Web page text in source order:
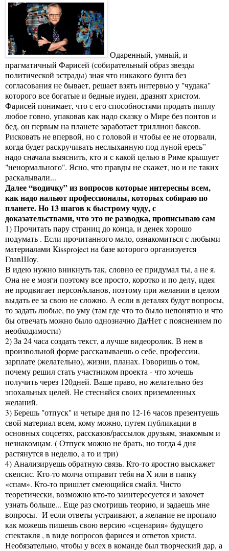
Одаренный, умный, и
прагматичный Фарисей (собирательный образ звезды
политической эстрады) зная что никакого бунта без
согласования не бывает, решает взять интервью у "чудака"
которого все богатые и бедные иудеи, дразнят христом.
Фарисей понимает, что с его способностями продать пиплу
любое говно, упаковав как надо сказку о Мире без понтов и
бед, он первым на планете заработает триллион баксов.
Рисковать не впервой, но с головой и чтобы ее не оторвали,
когда будет раскручивать неслыханную под луной ересь”
надо сначала выяснить, кто и с какой целью в Риме крышует
"ненормального". Ясно, что правды не скажет, но и не таких
раскалывали...
Далее “водичку” из вопросов которые интересны всем,
как надо нальют профессионалы, которых собираю по
планете. Но 13 шагов к быстрому чуду, с
доказательствами, что это не разводка, прописываю сам
1) Прочитать пару страниц до конца, и денек хорошо
подумать . Если прочитанного мало, ознакомиться с любыми
материалами Kissproject на базе которого организуется
ГлавШоу.
В идею нужно вникнуть так, словно ее придумал ты, а не я.
Она не е мозги поэтому все просто, коротко и по делу, идея
не продвигает персон/кланов, поэтому при желании в целом
выдать ее за свою не сложно. А если в деталях будут вопросы,
то задать любые, по уму (там где что то было непонятно и что
бы отвечать можно было однозначно Да/Нет с пояснением по
необходимости)
2) За 24 часа создать текст, а лучше видеоролик. В нем в
произвольной форме рассказываешь о себе, профессии,
зарплате (желательно), жизни, планах. Говоришь о том,
почему решил стать участником проекта - что хочешь
получить через 120дней. Ваше право, но желательно без
эпохальных целей. Не стесняйся своих приземленных
желаний.
3) Берешь "отпуск" и четыре дня по 12-16 часов презентуешь
свой материал всем, кому можно, путем публикации в
основных соцсетях, рассказов/рассылок друзьям, знакомым и
незнакомцам. ( Отпуск можно не брать, но тогда 4 дня
растянутся в неделю, а то и три)
4) Анализируешь обратную связь. Кто-то яростно выскажет
скепсис. Кто-то молча отправит тебя на Х или в папку
«спам». Кто-то пришлет смеющийся смайл. Чисто
теоретически, возможно кто-то заинтересуется и захочет
узнать больше... Еще раз смотришь теорию, и задаешь мне
вопросы. И если ответы устраивают, а желание не пропало-
как можешь пишешь свою версию «сценария» будущего
спектакля , в виде вопросов фарисея и ответов христа.
Необязательно, чтобы у всех в команде был творческий дар, а